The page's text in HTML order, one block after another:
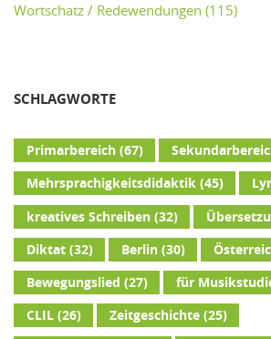
Wortschatz / Redewendungen (115)
SCHLAGWORTE
Primarbereich(67)
Mehrsprachigkeitsdidaktik(45)
kreatives Schreiben(32)
Diktat(32) Berlin(30)
Bewegungslied (27) für
CLIL(26) Zeitgeschichte(25)